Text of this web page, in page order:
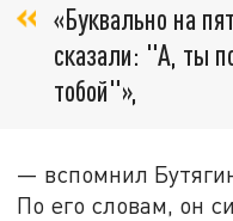
«Буквально на
сказали: "А, ты
тобой"»,
— вспомнил
По его словам, он